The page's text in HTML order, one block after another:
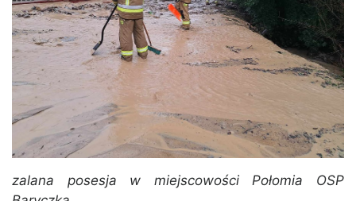
zalana posesja w miejscowości Połomia OSP